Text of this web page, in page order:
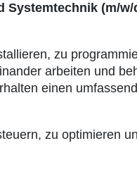
Systemtechnik (m/w/
zu
arbeiten und
einen
zu optimieren